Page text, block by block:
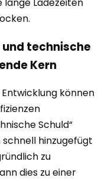
technische
Kern
können
Schuld“
hinzugefügt
zu
dies zu einer